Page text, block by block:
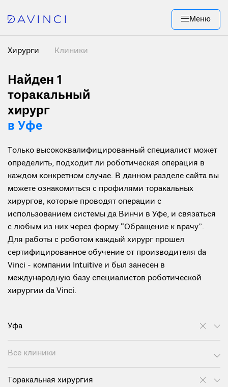
Меню
Хирурги Клиники
Найден 1
торакальный
хирург
в Уфе
Только высококвалифицированный специалист может
определить, подходит ли роботическая операция в
каждом конкретном случае. В данном разделе сайта вы
можете ознакомиться с профилями торакальных
хирургов, которые проводят операции с
использованием системы да Винчи в Уфе, и связаться
с любым из них через форму “Обращение к врачу”.
Для работы с роботом каждый хирург прошел
сертифицированное обучение от производителя da
Vinci - компании Intuitive и был занесен в
международную базу специалистов роботической
хирургии da Vinci.
Уфа
Все клиники
Торакальная хирургия